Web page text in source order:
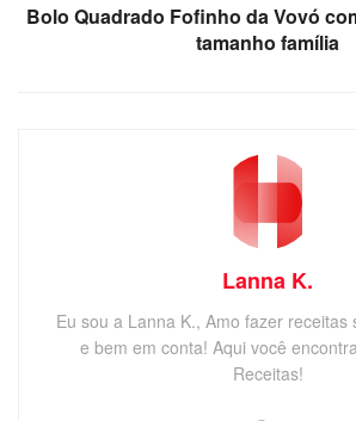
Bolo Quadrado Fofinho da Vovó
tamanho família
Lanna K.
Eu sou a Lanna K., Amo fazer receitas
e bem em conta! Aqui você
Receitas!